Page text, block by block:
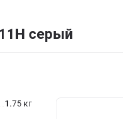
серый
1.75 кг